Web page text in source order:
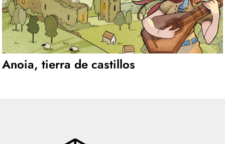
Anoia, tierra de castillos